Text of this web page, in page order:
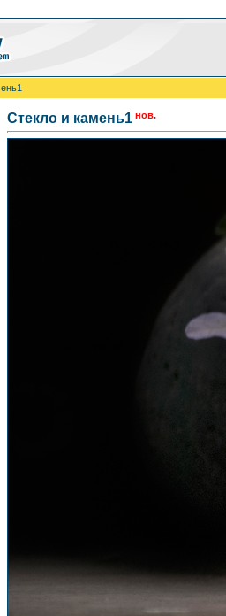
Стекло и камень1 нов.